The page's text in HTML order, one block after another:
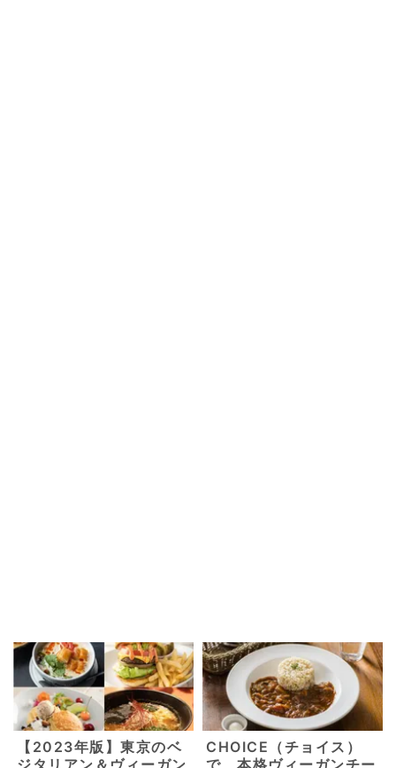
【2023年版】東京のベ
ジタリアン＆ヴィーガン
CHOICE（チョイス）
で、本格ヴィーガンチー